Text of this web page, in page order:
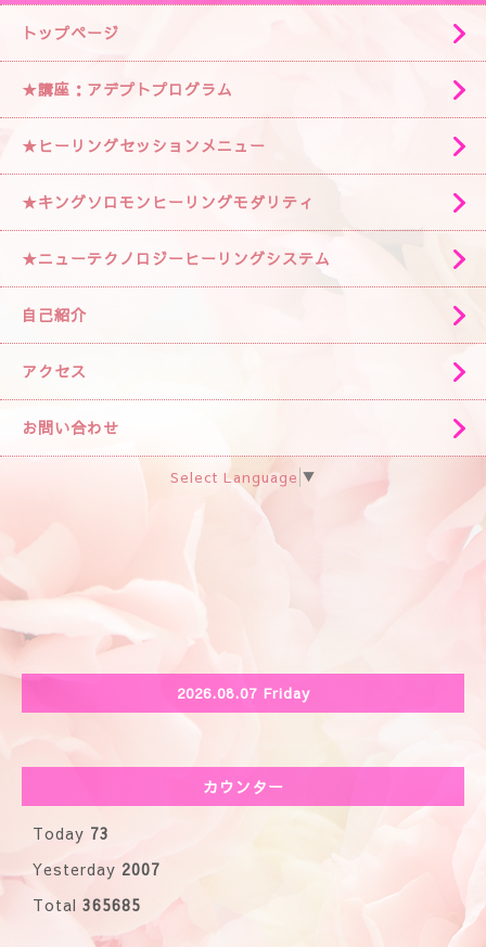
トップページ
★講座：アデプトプログラム
★ヒーリングセッションメニュー
★キングソロモンヒーリングモダリティ
★ニューテクノロジーヒーリングシステム
自己紹介
アクセス
お問い合わせ
Select Language ▼
2026.08.07 Friday
カウンター
Today 73
Yesterday 2007
Total 365685